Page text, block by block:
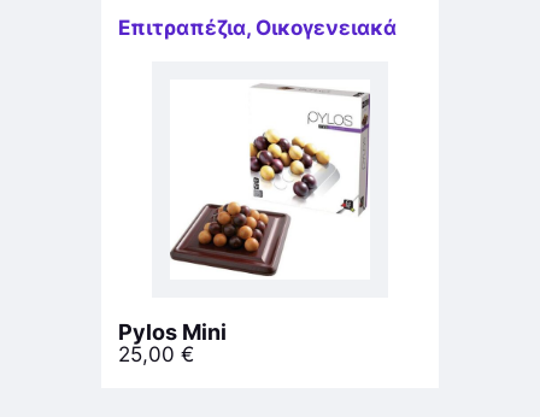
Επιτραπέζια, Οικογενειακά
Pylos Mini
25,00 €